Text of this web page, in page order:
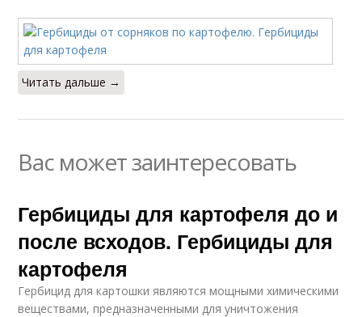
Читать дальше →
Вас может заинтересовать
Гербициды для картофеля до и
после всходов. Гербициды для
картофеля
Гербицид для картошки являются мощными химическими
веществами, предназначенными для уничтожения